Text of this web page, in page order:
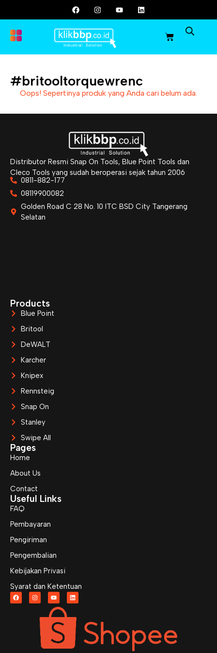
#britooltorquewrenc
Oops! Sepertinya produk yang Anda cari belum ada.
Distributor Resmi Snap On Tools, Blue Point Tools dan
Cleco Tools yang sudah beroperasi sejak tahun 2006
0811-882-177
08119900082
Golden Road C 28 No. 10 ITC BSD City Tangerang
Selatan
Products
Blue Point
Britool
DeWALT
Karcher
Knipex
Rennsteig
Snap On
Stanley
Swipe All
Pages
Home
About Us
Contact
Useful Links
FAQ
Pembayaran
Pengiriman
Pengembalian
Kebijakan Privasi
Syarat dan Ketentuan